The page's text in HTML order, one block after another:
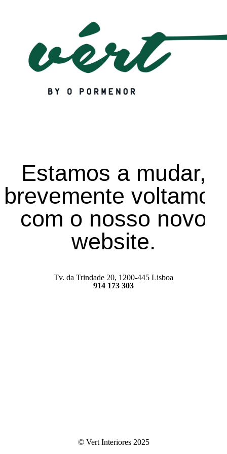
Estamos a mudar,
brevemente voltamos
com o nosso novo
website.
Tv. da Trindade 20, 1200-445 Lisboa
914 173 303
© Vert Interiores 2025